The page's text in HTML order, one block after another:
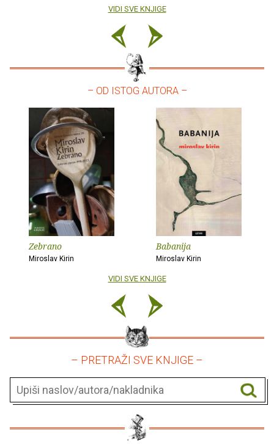
VIDI SVE KNJIGE
– OD ISTOG AUTORA –
Zebrano
Miroslav Kirin
Babanija
Miroslav Kirin
VIDI SVE KNJIGE
– PRETRAŽI SVE KNJIGE –